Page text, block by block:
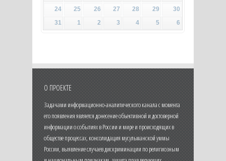
24
25 26 27 28 29
30
31
1 2 3 4 5 6
О ПРОЕКТЕ
Задачами информационно-аналитического канала с момента
его появления является донесение объективной и достоверной
информации о событиях в России и мире и происходящих в
обществе процессах, консолидация мусульманской уммы
России, выявление случаев дискриминации по религиозным